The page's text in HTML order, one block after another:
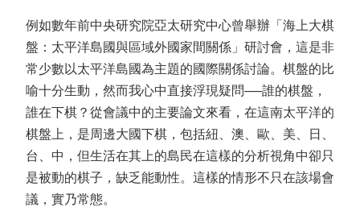
例如數年前中央研究院亞太研究中心曾舉辦「海上大棋
盤：太平洋島國與區域外國家間關係」研討會，這是非
常少數以太平洋島國為主題的國際關係討論。棋盤的比
喻十分生動，然而我心中直接浮現疑問──誰的棋盤，
誰在下棋？從會議中的主要論文來看，在這南太平洋的
棋盤上，是周邊大國下棋，包括紐、澳、歐、美、日、
台、中，但生活在其上的島民在這樣的分析視角中卻只
是被動的棋子，缺乏能動性。這樣的情形不只在該場會
議，實乃常態。